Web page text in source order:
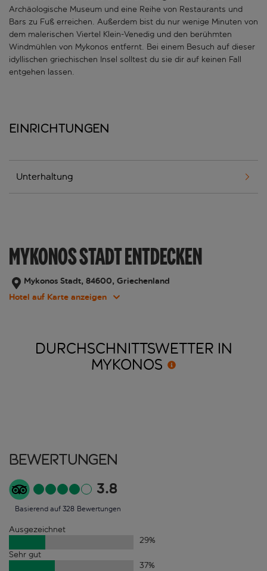
Archäologische Museum und eine Reihe von Restaurants und
Bars zu Fuß erreichen. Außerdem bist du nur wenige Minuten von
dem malerischen Viertel Klein-Venedig und den berühmten
Windmühlen von Mykonos entfernt. Bei einem Besuch auf dieser
idyllischen griechischen Insel solltest du sie dir auf keinen Fall
entgehen lassen.
Einrichtungen
Unterhaltung
MYKONOS STADT ENTDECKEN
Mykonos Stadt, 84600, Griechenland
Hotel auf Karte anzeigen
DURCHSCHNITTSWETTER IN
MYKONOS
Bewertungen
3.8
Basierend auf 328 Bewertungen
Ausgezeichnet
29%
Sehr gut
37%